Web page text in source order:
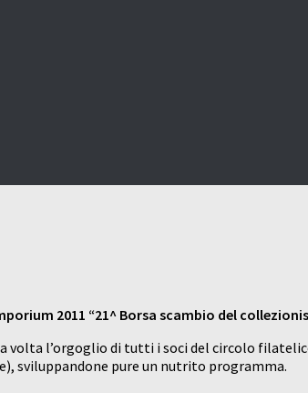
2011 “21^ Borsa scambio del
l’orgoglio di tutti i soci del circolo
sviluppandone pure un nutrito programma.